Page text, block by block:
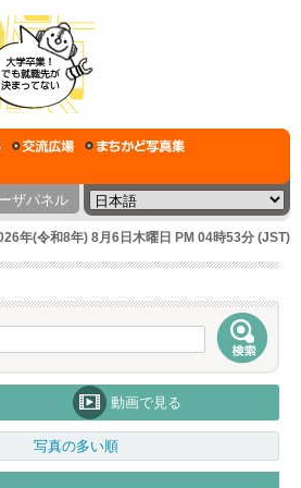
ザパネル
年(令和8年) 8月6日木曜日 PM 04時53分 (JST)
動画で見る
写真の多い順